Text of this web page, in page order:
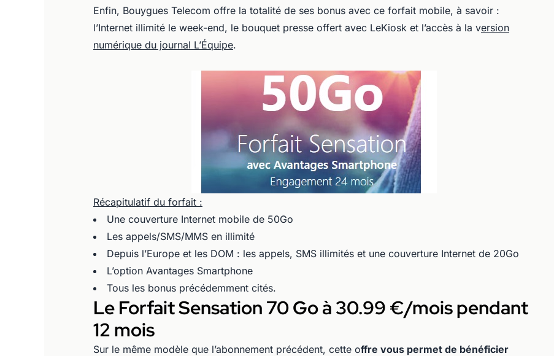
Enfin, Bouygues Telecom offre la totalité de ses bonus avec ce forfait mobile, à savoir :
l’Internet illimité le week-end, le bouquet presse offert avec LeKiosk et l’accès à la version
numérique du journal L’Équipe.
Récapitulatif du forfait :
Une couverture Internet mobile de 50Go
Les appels/SMS/MMS en illimité
Depuis l’Europe et les DOM : les appels, SMS illimités et une couverture Internet de 20Go
L’option Avantages Smartphone
Tous les bonus précédemment cités.
Le Forfait Sensation 70 Go à 30.99 €/mois pendant
12 mois
Sur le même modèle que l’abonnement précédent, cette offre vous permet de bénéficier